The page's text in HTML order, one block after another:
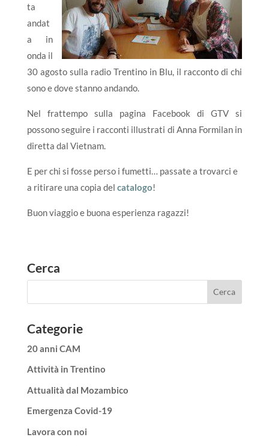
ta
andat
a in
onda il
30 agosto sulla radio Trentino in Blu, il racconto di chi
sono e dove stanno andando.
Nel frattempo sulla pagina Facebook di GTV si
possono seguire i racconti illustrati di Anna Formilan in
diretta dal Vietnam.
E per chi si fosse perso i fumetti… passate a trovarci e
a ritirare una copia del catalogo!
Buon viaggio e buona esperienza ragazzi!
Cerca
Categorie
20 anni CAM
Attività in Trentino
Attualità dal Mozambico
Emergenza Covid-19
Lavora con noi